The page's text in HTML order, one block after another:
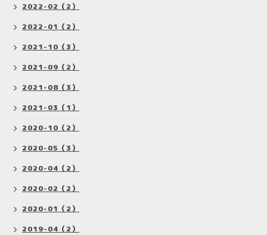
2022-02（2）
2022-01（2）
2021-10（3）
2021-09（2）
2021-08（3）
2021-03（1）
2020-10（2）
2020-05（3）
2020-04（2）
2020-02（2）
2020-01（2）
2019-04（2）